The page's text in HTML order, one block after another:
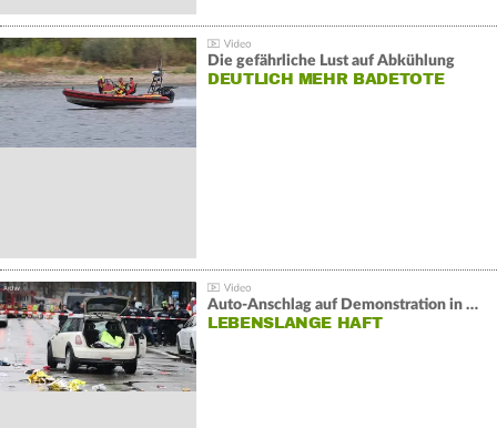
Die gefährliche Lust auf Abkühlung
DEUTLICH MEHR BADETOTE
Auto-Anschlag auf Demonstration in München:
LEBENSLANGE HAFT